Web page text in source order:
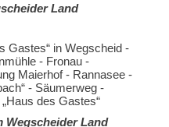
Land
Gastes“ in Wegscheid -
- Fronau -
Maierhof - Rannasee -
- Säumerweg -
des Gastes“
Wegscheider Land